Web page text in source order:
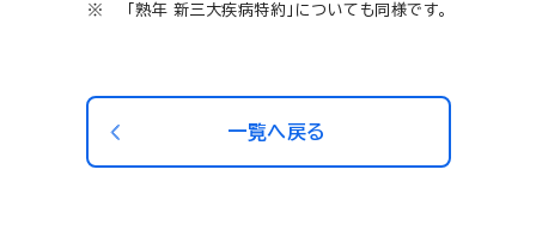
「熟年 新三大疾病特約」についても同様です。
一覧へ戻る